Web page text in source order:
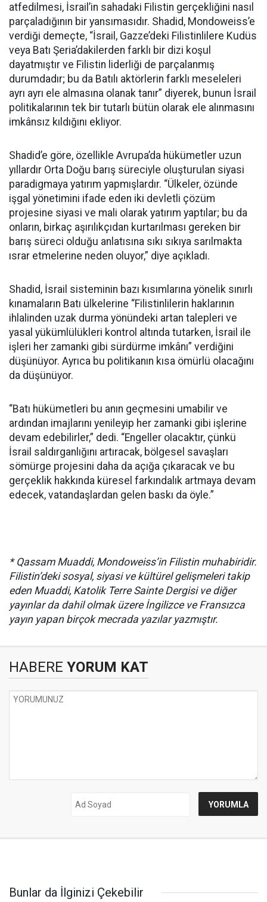
atfedilmesi, İsrail’in sahadaki Filistin gerçekliğini nasıl
parçaladığının bir yansımasıdır. Shadid, Mondoweiss’e
verdiği demeçte, “İsrail, Gazze’deki Filistinlilere Kudüs
veya Batı Şeria’dakilerden farklı bir dizi koşul
dayatmıştır ve Filistin liderliği de parçalanmış
durumdadır; bu da Batılı aktörlerin farklı meseleleri
ayrı ayrı ele almasına olanak tanır” diyerek, bunun İsrail
politikalarının tek bir tutarlı bütün olarak ele alınmasını
imkânsız kıldığını ekliyor.
Shadid’e göre, özellikle Avrupa’da hükümetler uzun
yıllardır Orta Doğu barış süreciyle oluşturulan siyasi
paradigmaya yatırım yapmışlardır. “Ülkeler, özünde
işgal yönetimini ifade eden iki devletli çözüm
projesine siyasi ve mali olarak yatırım yaptılar; bu da
onların, birkaç aşırılıkçıdan kurtarılması gereken bir
barış süreci olduğu anlatısına sıkı sıkıya sarılmakta
ısrar etmelerine neden oluyor,” diye açıkladı.
Shadid, İsrail sisteminin bazı kısımlarına yönelik sınırlı
kınamaların Batı ülkelerine “Filistinlilerin haklarının
ihlalinden uzak durma yönündeki artan talepleri ve
yasal yükümlülükleri kontrol altında tutarken, İsrail ile
işleri her zamanki gibi sürdürme imkânı” verdiğini
düşünüyor. Ayrıca bu politikanın kısa ömürlü olacağını
da düşünüyor.
“Batı hükümetleri bu anın geçmesini umabilir ve
ardından imajlarını yenileyip her zamanki gibi işlerine
devam edebilirler,” dedi. “Engeller olacaktır, çünkü
İsrail saldırganlığını artıracak, bölgesel savaşları
sömürge projesini daha da açığa çıkaracak ve bu
gerçeklik hakkında küresel farkındalık artmaya devam
edecek, vatandaşlardan gelen baskı da öyle.”
* Qassam Muaddi, Mondoweiss’in Filistin muhabiridir.
Filistin’deki sosyal, siyasi ve kültürel gelişmeleri takip
eden Muaddi, Katolik Terre Sainte Dergisi ve diğer
yayınlar da dahil olmak üzere İngilizce ve Fransızca
yayın yapan birçok mecrada yazılar yazmıştır.
HABERE YORUM KAT
Bunlar da İlginizi Çekebilir